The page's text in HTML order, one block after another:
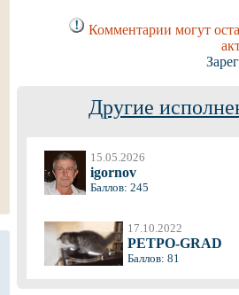
Комментарии могут
Другие
15.05.2026
igornov
Баллов: 245
17.10.2022
PETPO-GRAD
Баллов: 81